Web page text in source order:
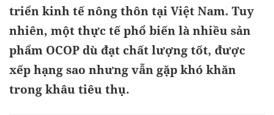
triển kinh tế nông thôn tại Việt Nam. Tuy
nhiên, một thực tế phổ biến là nhiều sản
phẩm OCOP dù đạt chất lượng tốt, được
xếp hạng sao nhưng vẫn gặp khó khăn
trong khâu tiêu thụ.